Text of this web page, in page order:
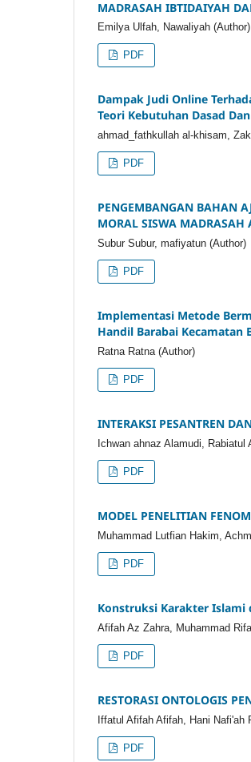
MADRASAH IBTIDAIYAH
Emilya Ulfah, Nawaliyah (Author)
PDF
Dampak Judi Online
Teori Kebutuhan Dasad
ahmad_fathkullah al-khisam,
PDF
PENGEMBANGAN BAHAN
MORAL SISWA
Subur Subur, mafiyatun (Author)
PDF
Implementasi Metode
Handil Barabai Kecamatan
Ratna Ratna (Author)
PDF
INTERAKSI PESANTREN
Ichwan ahnaz Alamudi, Rabiatul
PDF
MODEL PENELITIAN
Muhammad Lutfian Hakim,
PDF
Konstruksi Karakter Islami
Afifah Az Zahra, Muhammad
PDF
RESTORASI ONTOLOGIS
Iffatul Afifah Afifah, Hani
PDF